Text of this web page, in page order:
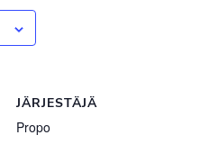
JÄRJESTÄJÄ
Propo